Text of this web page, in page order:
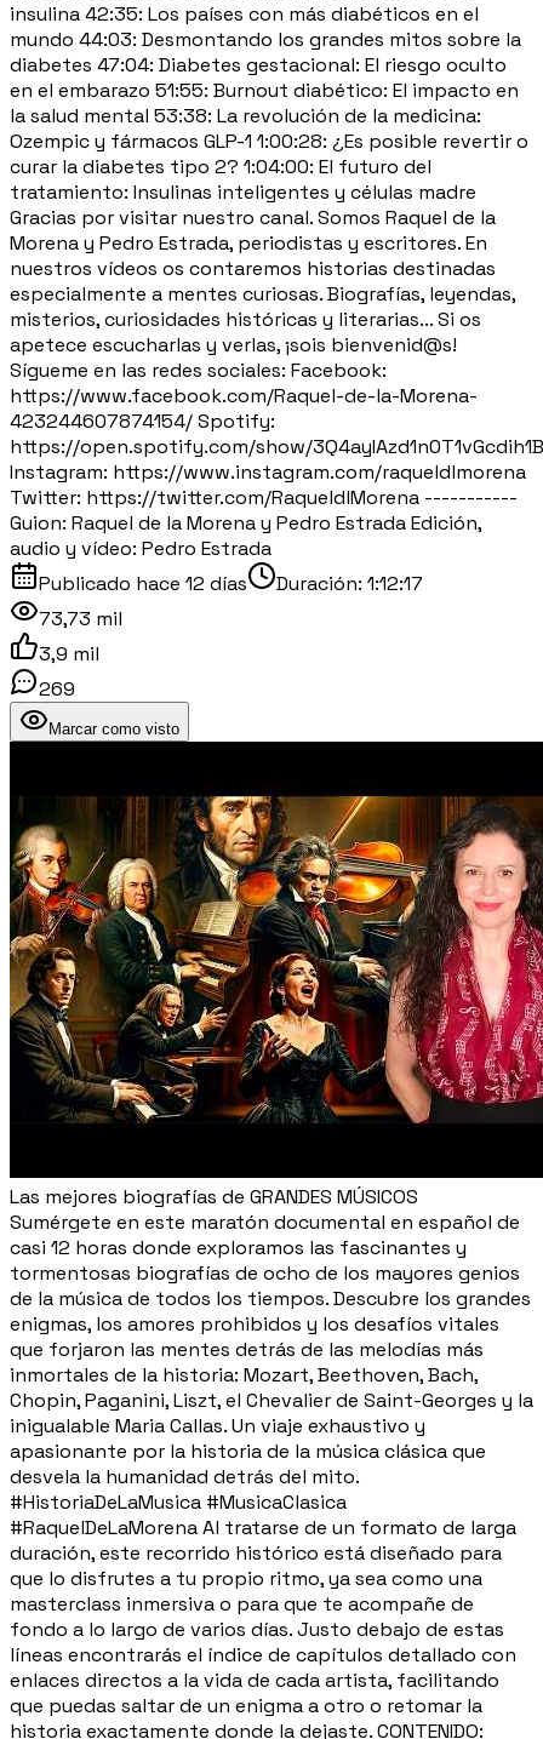
insulina 42:35: Los países con más diabéticos en el
mundo 44:03: Desmontando los grandes mitos sobre la
diabetes 47:04: Diabetes gestacional: El riesgo oculto
en el embarazo 51:55: Burnout diabético: El impacto en
la salud mental 53:38: La revolución de la medicina:
Ozempic y fármacos GLP-1 1:00:28: ¿Es posible revertir o
curar la diabetes tipo 2? 1:04:00: El futuro del
tratamiento: Insulinas inteligentes y células madre
Gracias por visitar nuestro canal. Somos Raquel de la
Morena y Pedro Estrada, periodistas y escritores. En
nuestros vídeos os contaremos historias destinadas
especialmente a mentes curiosas. Biografías, leyendas,
misterios, curiosidades históricas y literarias... Si os
apetece escucharlas y verlas, ¡sois bienvenid@s!
Sígueme en las redes sociales: Facebook:
https://www.facebook.com/Raquel-de-la-Morena-
423244607874154/ Spotify:
https://open.spotify.com/show/3Q4ayIAzd1n0T1vGcdih1B
Instagram: https://www.instagram.com/raqueldlmorena
Twitter: https://twitter.com/RaqueldlMorena -----------
Guion: Raquel de la Morena y Pedro Estrada Edición,
audio y vídeo: Pedro Estrada
Publicado hace 12 días Duración: 1:12:17
73,73 mil
3,9 mil
269
Marcar como visto
Las mejores biografías de GRANDES MÚSICOS
Sumérgete en este maratón documental en español de
casi 12 horas donde exploramos las fascinantes y
tormentosas biografías de ocho de los mayores genios
de la música de todos los tiempos. Descubre los grandes
enigmas, los amores prohibidos y los desafíos vitales
que forjaron las mentes detrás de las melodías más
inmortales de la historia: Mozart, Beethoven, Bach,
Chopin, Paganini, Liszt, el Chevalier de Saint-Georges y la
inigualable Maria Callas. Un viaje exhaustivo y
apasionante por la historia de la música clásica que
desvela la humanidad detrás del mito.
#HistoriaDeLaMusica #MusicaClasica
#RaquelDeLaMorena Al tratarse de un formato de larga
duración, este recorrido histórico está diseñado para
que lo disfrutes a tu propio ritmo, ya sea como una
masterclass inmersiva o para que te acompañe de
fondo a lo largo de varios días. Justo debajo de estas
líneas encontrarás el índice de capítulos detallado con
enlaces directos a la vida de cada artista, facilitando
que puedas saltar de un enigma a otro o retomar la
historia exactamente donde la dejaste. CONTENIDO: